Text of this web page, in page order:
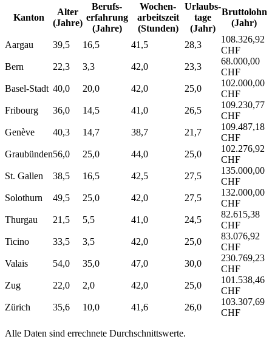
Kanton
Alter
(Jahre)
Berufs­
erfahrung
(Jahre)
Wochen­
arbeitszeit
(Stunden)
Urlaubs­
tage
(Jahr)
Bruttolohn
(Jahr)
Aargau 39,5 16,5 41,5 28,3
108.326,92
CHF
Bern
22,3 3,3 42,0 23,3
68.000,00
CHF
Basel-Stadt 40,0 20,0 42,0 25,0
102.000,00
CHF
Fribourg
36,0 14,5 41,0 26,5
109.230,77
CHF
Genève
40,3 14,7 38,7 21,7
109.487,18
CHF
Graubünden56,0 25,0 44,0 25,0
102.276,92
CHF
St. Gallen
38,5 16,5 42,5 27,5
135.000,00
CHF
Solothurn
49,5 25,0 42,0 27,5
132.000,00
CHF
Thurgau
21,5 5,5 41,0 24,5
82.615,38
CHF
Ticino
33,5 3,5 42,0 25,0
83.076,92
CHF
Valais
54,0 35,0 47,0 30,0
230.769,23
CHF
Zug
22,0 2,0 42,0 25,0
101.538,46
CHF
Zürich
35,6 10,0 41,6 26,0
103.307,69
CHF
Alle Daten sind errechnete Durchschnittswerte.